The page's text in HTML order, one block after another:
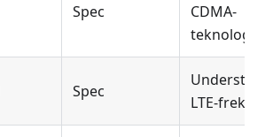
Spec
CDMA-
Spec
LTE-